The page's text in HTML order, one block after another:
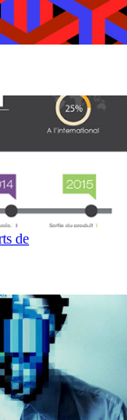
de